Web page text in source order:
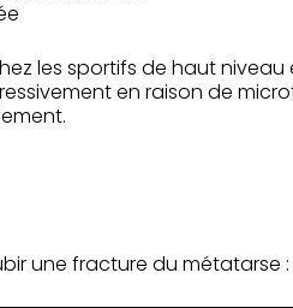
les sportifs de haut niveau
en raison de
une fracture du métatarse :